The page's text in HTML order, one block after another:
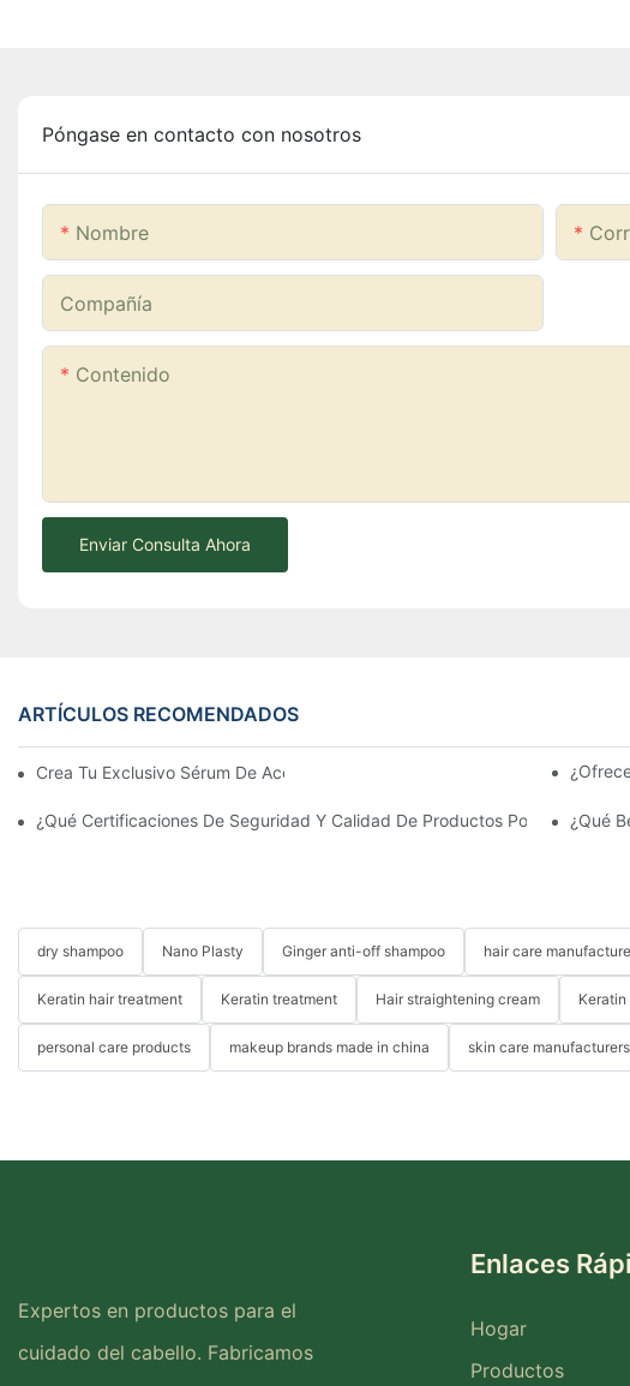
Póngase en contacto con nosotros
Nombre
Compañía
Contenido
Enviar Consulta Ahora
ARTÍCULOS RECOMENDADOS
Crea Tu Exclusivo Sérum De Aceite De Argán Marroquí Con YOGI.
¿Qué Certificaciones De Seguridad Y Calidad De Productos Posee YOGI
¿Qué
dry shampoo Nano Plasty Ginger anti-off shampoo hair care
Keratin hair treatment Keratin treatment Hair straightening cream Keratin
personal care products makeup brands made in china skin care manufacturers
Expertos en productos para el
cuidado del cabello. Fabricamos
Enlaces
Hogar
Productos